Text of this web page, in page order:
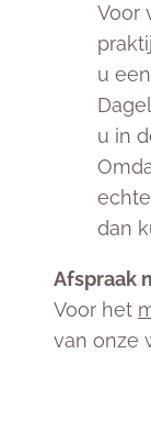
Voor
u
u in
dan
Afspraak
Voor het
van onze